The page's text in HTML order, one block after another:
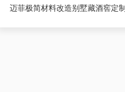
迈菲极简材料改造别墅藏酒窖定